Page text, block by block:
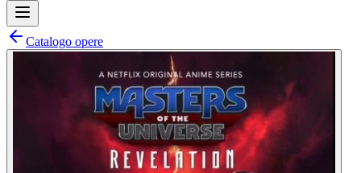
Catalogo opere